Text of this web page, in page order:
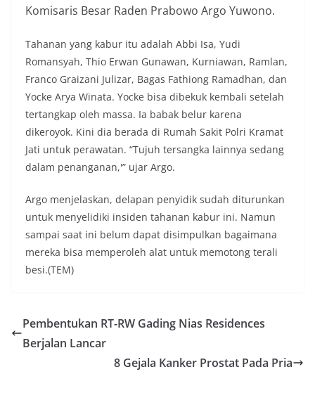
Komisaris Besar Raden Prabowo Argo Yuwono.
Tahanan yang kabur itu adalah Abbi Isa, Yudi
Romansyah, Thio Erwan Gunawan, Kurniawan, Ramlan,
Franco Graizani Julizar, Bagas Fathiong Ramadhan, dan
Yocke Arya Winata. Yocke bisa dibekuk kembali setelah
tertangkap oleh massa. Ia babak belur karena
dikeroyok. Kini dia berada di Rumah Sakit Polri Kramat
Jati untuk perawatan. “Tujuh tersangka lainnya sedang
dalam penanganan,'” ujar Argo.
Argo menjelaskan, delapan penyidik sudah diturunkan
untuk menyelidiki insiden tahanan kabur ini. Namun
sampai saat ini belum dapat disimpulkan bagaimana
mereka bisa memperoleh alat untuk memotong terali
besi.(TEM)
Pembentukan RT-RW Gading Nias Residences
Berjalan Lancar
8 Gejala Kanker Prostat Pada Pria